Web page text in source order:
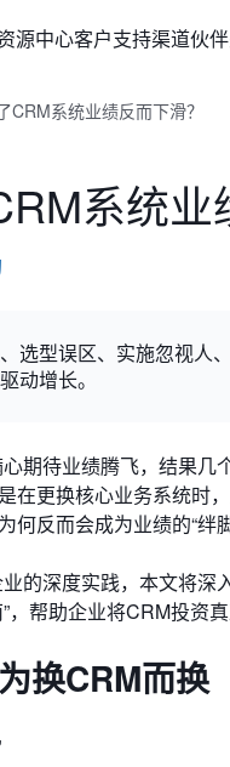
源中心客户支持渠道伙伴
CRM系统业绩反而下滑？
系统业
选型误区、实施忽视人
动增长。
期待业绩腾飞，结果几
更换核心业务系统时
反而会成为业绩的“绊
深度实践，本文将深
帮助企业将CRM投资真
换CRM而换